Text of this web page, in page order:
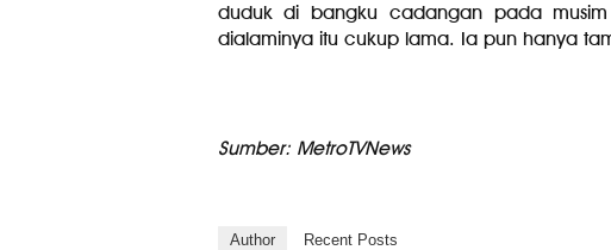
duduk di bangku cadangan pada
dialaminya itu cukup lama. Ia pun hanya
Sumber: MetroTVNews
Author Recent Posts